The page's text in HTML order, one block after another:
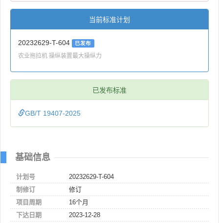
当前标准计划
20232629-T-604 已发布
农业拖拉机 操纵装置最大操纵力
已发布标准
GB/T 19407-2025
基础信息
计划号
20232629-T-604
制修订
修订
项目周期
16个月
下达日期
2023-12-28